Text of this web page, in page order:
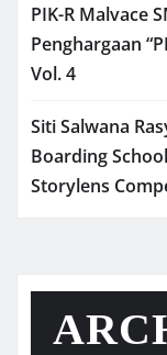
PIK-R Malvace
Penghargaan
Vol. 4
Siti Salwana
Boarding
Storylens